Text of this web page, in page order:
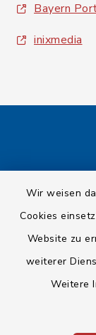
Wir weisen
Cookies
Website zu
weiterer
Weitere
Bayern
inixmedia